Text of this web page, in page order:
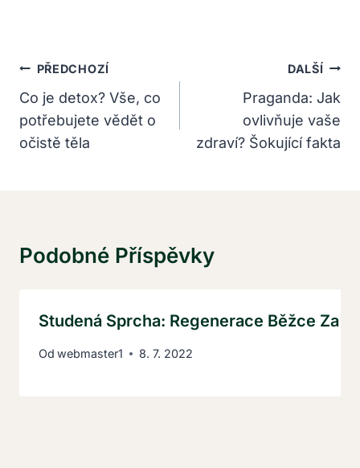
Navigace
Pro
Příspěvek
PŘEDCHOZÍ
Co je detox? Vše, co
potřebujete vědět o
očistě těla
DALŠÍ
Praganda: Jak
ovlivňuje vaše
zdraví? Šokující fakta
Podobné Příspěvky
Studená Sprcha: Regenerace Běžce Za
Od webmaster1 8. 7. 2022